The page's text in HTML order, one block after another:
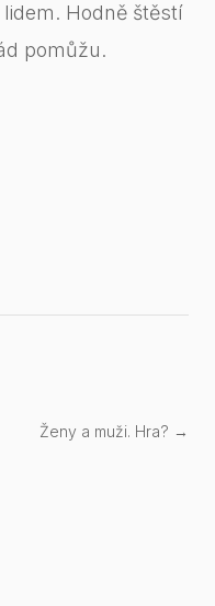
Hodně štěstí
pomůžu.
Ženy a muži. Hra? →